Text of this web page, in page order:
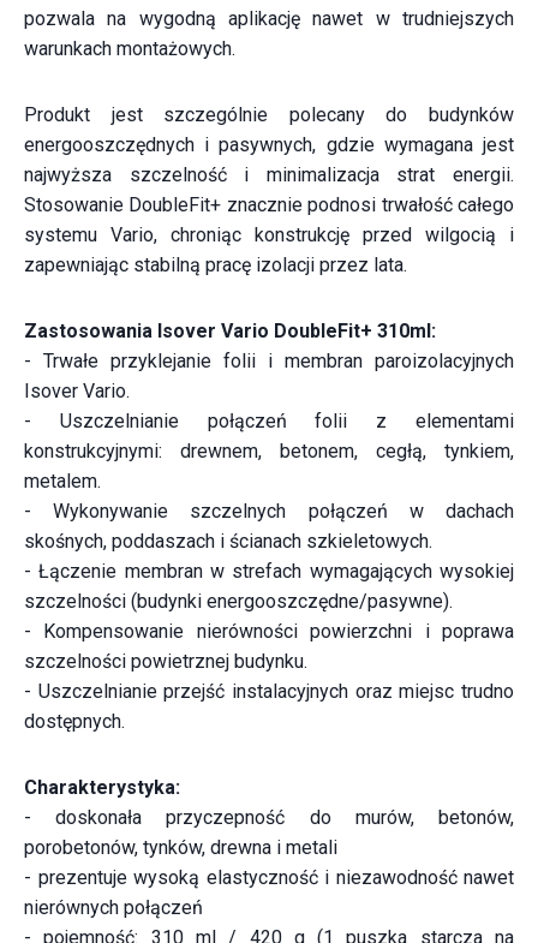
pozwala na wygodną aplikację nawet w trudniejszych
warunkach montażowych.
Produkt jest szczególnie polecany do budynków
energooszczędnych i pasywnych, gdzie wymagana jest
najwyższa szczelność i minimalizacja strat energii.
Stosowanie DoubleFit+ znacznie podnosi trwałość całego
systemu Vario, chroniąc konstrukcję przed wilgocią i
zapewniając stabilną pracę izolacji przez lata.
Zastosowania Isover Vario DoubleFit+ 310ml:
- Trwałe przyklejanie folii i membran paroizolacyjnych
Isover Vario.
- Uszczelnianie połączeń folii z elementami
konstrukcyjnymi: drewnem, betonem, cegłą, tynkiem,
metalem.
- Wykonywanie szczelnych połączeń w dachach
skośnych, poddaszach i ścianach szkieletowych.
- Łączenie membran w strefach wymagających wysokiej
szczelności (budynki energooszczędne/pasywne).
- Kompensowanie nierówności powierzchni i poprawa
szczelności powietrznej budynku.
- Uszczelnianie przejść instalacyjnych oraz miejsc trudno
dostępnych.
Charakterystyka:
- doskonała przyczepność do murów, betonów,
porobetonów, tynków, drewna i metali
- prezentuje wysoką elastyczność i niezawodność nawet
nierównych połączeń
- pojemność: 310 ml / 420 g (1 puszka starcza na